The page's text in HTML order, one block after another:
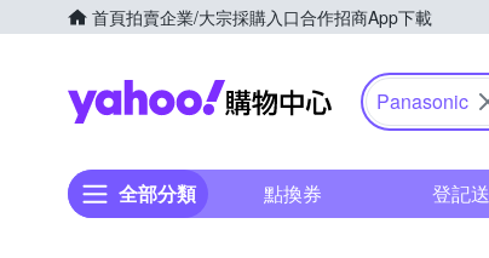
首頁拍賣企業/大宗採購入口合作招商App下載
Yahoo購物中心
Panasonic
全部分類 點換券 登記送